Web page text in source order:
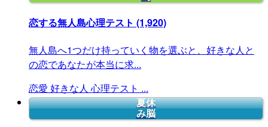
恋する無人島心理テスト (1,920)
無人島へ1つだけ持っていく物を選ぶと、好きな人と
の恋であなたが本当に求...
恋愛 好きな人 心理テスト ...
夏休
み脳